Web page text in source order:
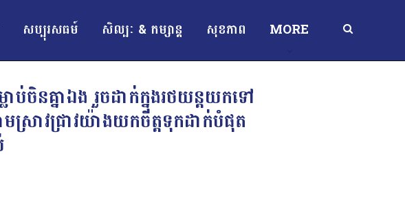
សប្បុរសធម៍ សិល្បៈ & កម្សាន្ត សុខភាព MORE
ចិនគ្នាឯង រួចដាក់ក្នុងរថយន្តយកទៅ
ស្រាវជ្រាវយ៉ាងយកចិត្តទុកដាក់បំផុត